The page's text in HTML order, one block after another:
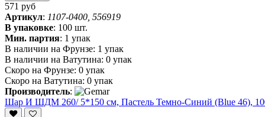
571 руб
Артикул: 1107-0400, 556919
В упаковке: 100 шт.
Мин. партия: 1 упак
В наличии на Фрунзе: 1 упак
В наличии на Ватутина: 0 упак
Скоро на Фрунзе: 0 упак
Скоро на Ватутина: 0 упак
Производитель:
Шар И ШДМ 260/ 5*150 см, Пастель Темно-Синий (Blue 46),